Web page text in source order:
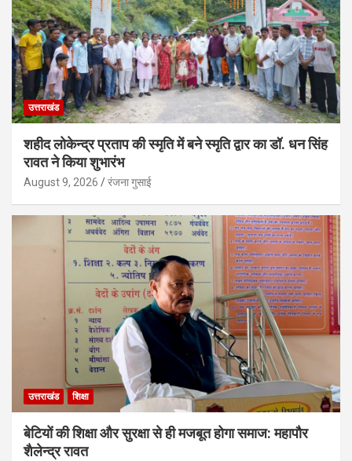
उत्तराखंड
शहीद लोकेन्द्र प्रताप की स्मृति में बने स्मृति द्वार का डॉ. धन सिंह
रावत ने किया शुभारंभ
August 9, 2026 रंजना गुसाई
उत्तराखंड शिक्षा
बेटियों की शिक्षा और सुरक्षा से ही मजबूत होगा समाज: महापौर
शैलेन्द्र रावत